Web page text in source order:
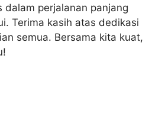
dalam perjalanan panjang
Terima kasih atas dedikasi
semua. Bersama kita kuat,